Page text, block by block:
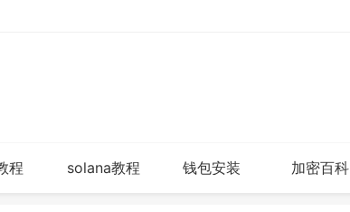
程 solana教程 钱包安装 加密百科